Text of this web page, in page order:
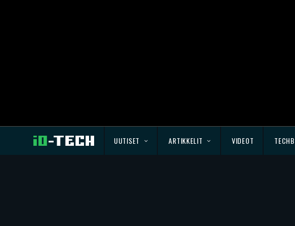
UUTISET ARTIKKELIT VIDEOT